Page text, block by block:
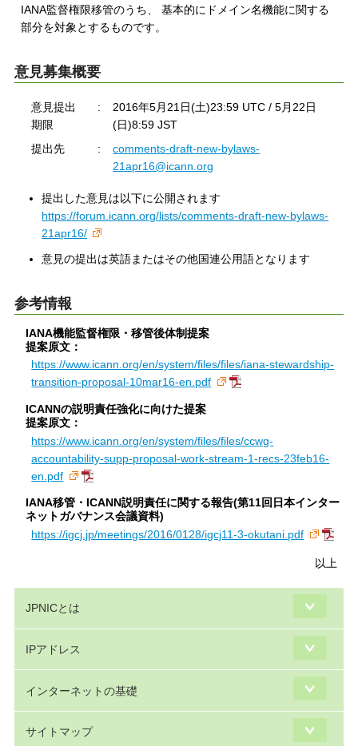
IANA監督権限移管のうち、 基本的にドメイン名機能に関する
部分を対象とするものです。
意見募集概要
意見提出
期限
:
2016年5月21日(土)23:59 UTC / 5月22日
(日)8:59 JST
提出先
:
comments-draft-new-bylaws-
21apr16@icann.org
提出した意見は以下に公開されます
https://forum.icann.org/lists/comments-draft-new-bylaws-
21apr16/
意見の提出は英語またはその他国連公用語となります
参考情報
IANA機能監督権限・移管後体制提案
提案原文：
https://www.icann.org/en/system/files/files/iana-stewardship-
transition-proposal-10mar16-en.pdf
ICANNの説明責任強化に向けた提案
提案原文：
https://www.icann.org/en/system/files/files/ccwg-
accountability-supp-proposal-work-stream-1-recs-23feb16-
en.pdf
IANA移管・ICANN説明責任に関する報告(第11回日本インター
ネットガバナンス会議資料)
https://igcj.jp/meetings/2016/0128/igcj11-3-okutani.pdf
以上
JPNICとは
IPアドレス
インターネットの基礎
サイトマップ